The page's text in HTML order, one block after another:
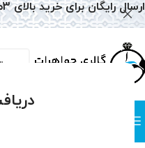
دریافت
ارسال رایگان برای خرید بالای 3میلیون تومان